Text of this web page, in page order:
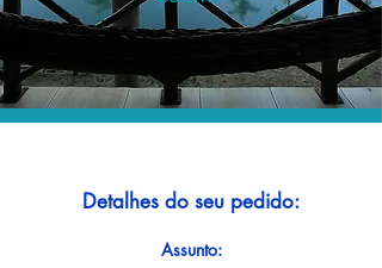
Detalhes do seu pedido:
Assunto: